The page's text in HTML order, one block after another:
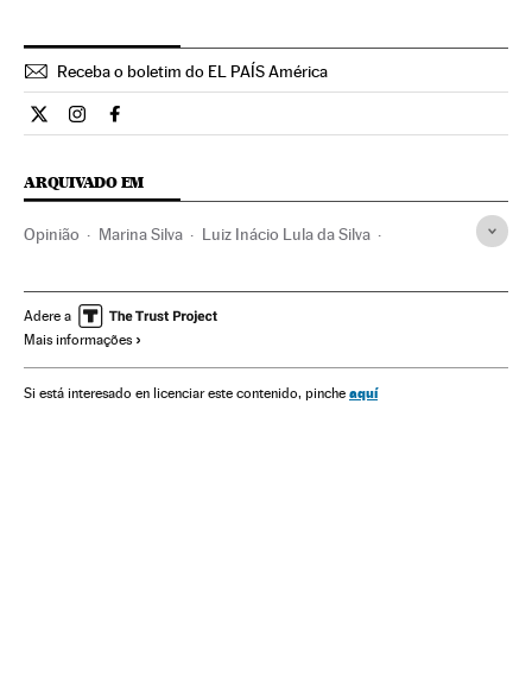
Receba o boletim do EL PAÍS América
Opiniao El País Brasil en Twitter
Opiniao El País Brasil en Instagram
Opiniao El País Brasil en Facebook
ARQUIVADO EM
Opinião Marina Silva Luiz Inácio Lula da Silva
Eleições 2014 Partido dos Trabalhadores
Partidos políticos
Adere a
Mais informações
Si está interesado en licenciar este contenido, pinche aquí